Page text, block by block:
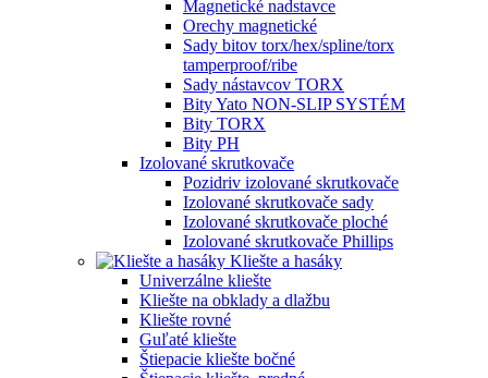
Magnetické nadstavce
Orechy magnetické
Sady bitov torx/hex/spline/torx
tamperproof/ribe
Sady nástavcov TORX
Bity Yato NON-SLIP SYSTÉM
Bity TORX
Bity PH
Izolované skrutkovače
Pozidriv izolované skrutkovače
Izolované skrutkovače sady
Izolované skrutkovače ploché
Izolované skrutkovače Phillips
Kliešte a hasáky
Univerzálne kliešte
Kliešte na obklady a dlažbu
Kliešte rovné
Guľaté kliešte
Štiepacie kliešte bočné